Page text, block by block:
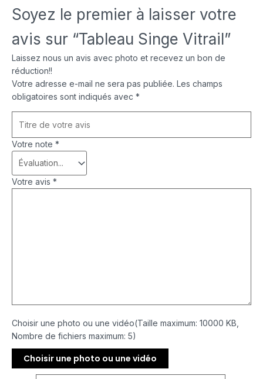
Soyez le premier à laisser votre
avis sur “Tableau Singe Vitrail”
Laissez nous un avis avec photo et recevez un bon de
réduction!!
Votre adresse e-mail ne sera pas publiée. Les champs
obligatoires sont indiqués avec *
Votre note *
Votre avis *
Choisir une photo ou une vidéo(Taille maximum: 10000 KB,
Nombre de fichiers maximum: 5)
Choisir une photo ou une vidéo